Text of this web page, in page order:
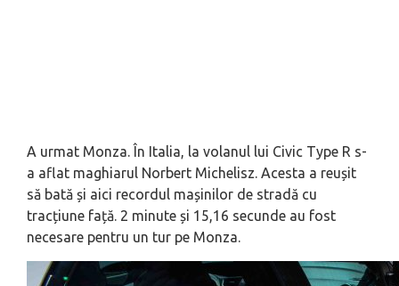
A urmat Monza. În Italia, la volanul lui Civic Type R s-
a aflat maghiarul Norbert Michelisz. Acesta a reușit
să bată și aici recordul mașinilor de stradă cu
tracțiune față. 2 minute și 15,16 secunde au fost
necesare pentru un tur pe Monza.